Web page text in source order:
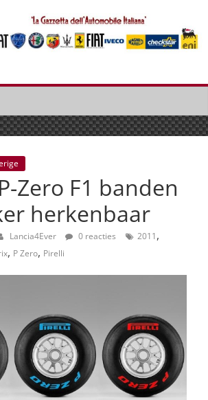
Zero F1 banden
herkenbaar
Lancia4Ever 0 reacties 2011,
, P Zero, Pirelli